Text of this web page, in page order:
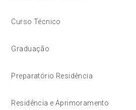
Curso Técnico
Graduação
Preparatório Residência
Residência e Aprimoramento